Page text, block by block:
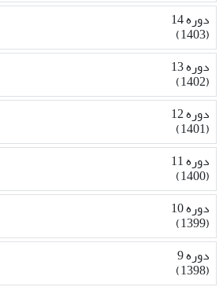
دوره 14
(1403)
دوره 13
(1402)
دوره 12
(1401)
دوره 11
(1400)
دوره 10
(1399)
دوره 9
(1398)